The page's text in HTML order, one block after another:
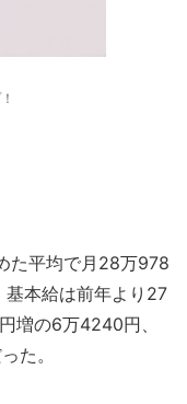
た平均で月28万978
基本給は前年より27
増の6万4240円、
た。